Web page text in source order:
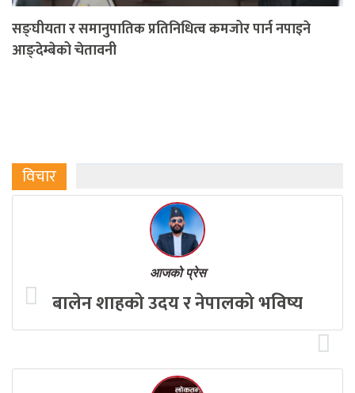
सङ्घीयता र समानुपातिक प्रतिनिधित्व कमजोर पार्न नपाइने
आङ्देम्बेको चेतावनी
विचार
आजको प्रेस
बालेन शाहको उदय र नेपालको भविष्य